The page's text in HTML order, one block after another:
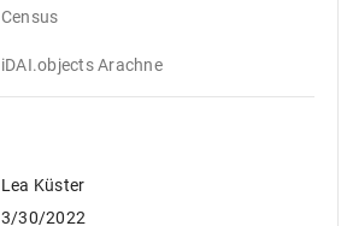
Census
iDAI.objects Arachne
Lea Küster
3/30/2022